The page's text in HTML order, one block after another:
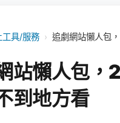
工具/服務 › 追劇網站懶人包
站懶人包，
到地方看